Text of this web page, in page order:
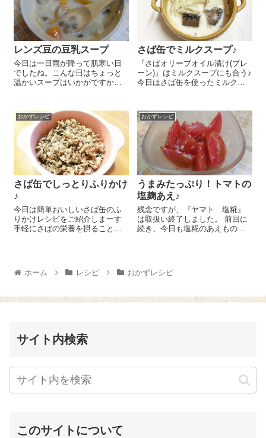
レンズ豆の豆乳スープ
今日は一日雨が降って肌寒い日
でしたね。こんな日はちょっと
温かいスープはいかがですか？
を作りましたよ＼(^o^)／ スープ
の具はなんでもいいです♪お好み
のお野菜を2cm角くらいに切り
ま...
さば缶でミルクスープ♪
『さばオリーブオイル漬け(プレ
ーン)』はミルクスープにも合う♪
今日はさば缶を使ったミルクス
かけ、小房に分けたしめじ 1/3
株、2㎝幅の細切りにした白菜の
葉...
おかずレシピ
さば缶でしっとりふりかけ
♪
今日は簡単おいしいさば缶のふ
りかけレシピをご紹介しまーす
手軽にさばの栄養を摂ることが
缶をさっと炒めます。醤油 大
さじ1、みりん 大さじ1を入
おかずレシピ
うまみたっぷり！トマトの
塩麹あえ♪
残念ですが、『ヤマト 塩糀』
は取扱い終了しました。 前回に
続き、今日も塩糀のあえものを
糀であることでぎゅっと甘みと
旨みが凝縮されてこれまた...
ホーム レシピ おかずレシピ
サイト内検索
このサイトについて